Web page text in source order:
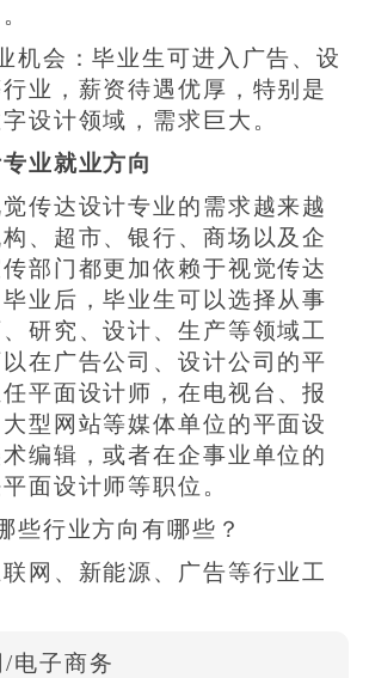
机会：毕业生可进入广告、设
业，薪资待遇优厚，特别是
设计领域，需求巨大。
业就业方向
传达设计专业的需求越来越
、超市、银行、商场以及企
部门都更加依赖于视觉传达
业后，毕业生可以选择从事
研究、设计、生产等领域工
在广告公司、设计公司的平
平面设计师，在电视台、报
型网站等媒体单位的平面设
编辑，或者在企事业单位的
面设计师等职位。
些行业方向有哪些？
网、新能源、广告等行业工
/电子商务